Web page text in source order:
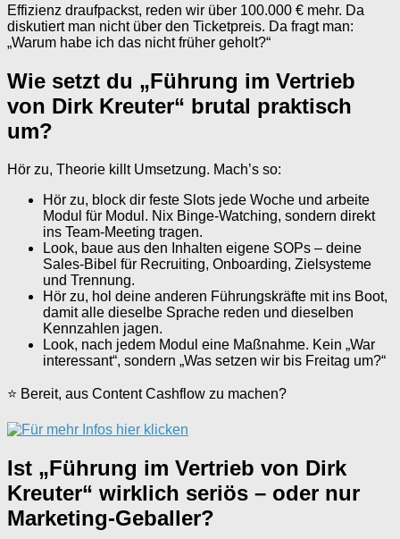
Effizienz draufpackst, reden wir über 100.000 € mehr. Da
diskutiert man nicht über den Ticketpreis. Da fragt man:
„Warum habe ich das nicht früher geholt?“
Wie setzt du „Führung im Vertrieb
von Dirk Kreuter“ brutal praktisch
um?
Hör zu, Theorie killt Umsetzung. Mach’s so:
Hör zu, block dir feste Slots jede Woche und arbeite
Modul für Modul. Nix Binge-Watching, sondern direkt
ins Team-Meeting tragen.
Look, baue aus den Inhalten eigene SOPs – deine
Sales-Bibel für Recruiting, Onboarding, Zielsysteme
und Trennung.
Hör zu, hol deine anderen Führungskräfte mit ins Boot,
damit alle dieselbe Sprache reden und dieselben
Kennzahlen jagen.
Look, nach jedem Modul eine Maßnahme. Kein „War
interessant“, sondern „Was setzen wir bis Freitag um?“
⭐ Bereit, aus Content Cashflow zu machen?
Ist „Führung im Vertrieb von Dirk
Kreuter“ wirklich seriös – oder nur
Marketing-Geballer?